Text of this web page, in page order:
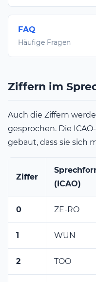
FAQ
Häufige Fragen
Ziffern im
Auch die Ziffern
gesprochen. Die
gebaut, dass sie sich
Ziffer
(ICAO)
0 ZE-RO
1 WUN
2 TOO